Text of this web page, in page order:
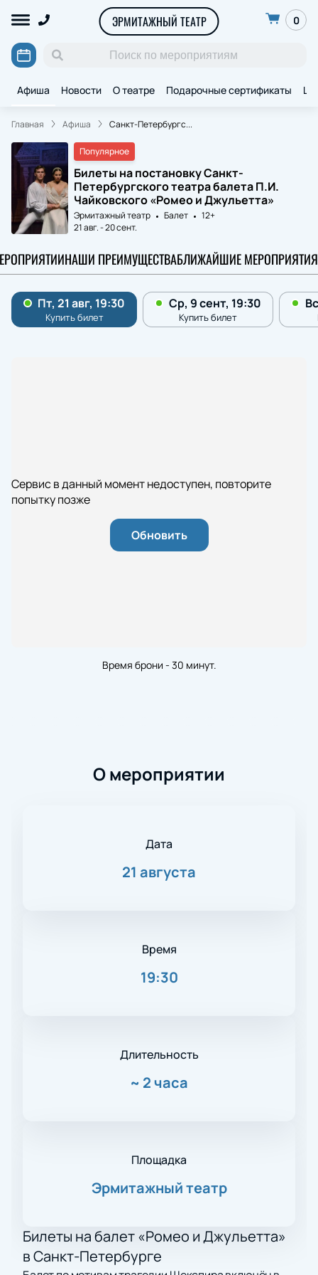
ЭРМИТАЖНЫЙ ТЕАТР 0
Афиша Новости О театре Подарочные сертификаты
Главная Афиша Санкт-Петербургс...
Популярное
Билеты на постановку Санкт-
Петербургского театра балета П.И.
Чайковского «Ромео и Джульетта»
Эрмитажный театр Балет
12+
21 авг.-20 сент.
НАШИ ПРЕИМУЩЕСТВАБЛИЖАЙШИЕ МЕРОПРИЯТИЯ
Сервис в данный момент недоступен, повторите
попытку позже
Обновить
Время брони - 30 минут.
О мероприятии
Дата
21 августа
Время
19:30
Длительность
~ 2 часа
Площадка
Эрмитажный театр
Билеты на балет «Ромео и Джульетта»
в Санкт-Петербурге